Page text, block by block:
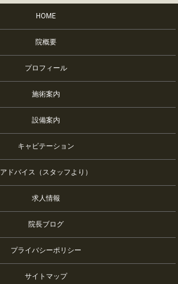
HOME
院概要
プロフィール
施術案内
設備案内
キャビテーション
アドバイス（スタッフより）
求人情報
院長ブログ
プライバシーポリシー
サイトマップ